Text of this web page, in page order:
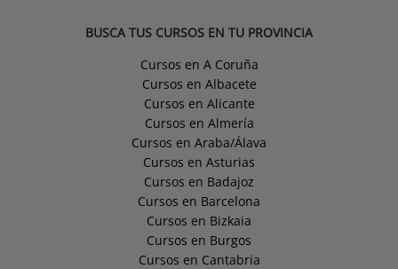
BUSCA TUS CURSOS EN TU PROVINCIA
Cursos en A Coruña
Cursos en Albacete
Cursos en Alicante
Cursos en Almería
Cursos en Araba/Álava
Cursos en Asturias
Cursos en Badajoz
Cursos en Barcelona
Cursos en Bizkaia
Cursos en Burgos
Cursos en Cantabria